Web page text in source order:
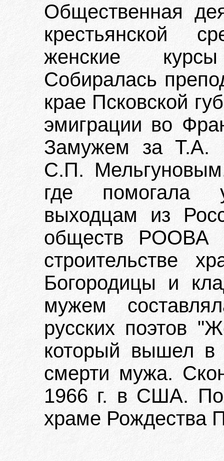
Общественная
крестьянской
женские
Собиралась
крае Псковской
эмиграции во
Замужем за Т.А.
С.П.
где помогала
выходцам из
обществ РООВА
строительстве
Богородицы и
мужем
русских поэтов
который вышел в
смерти мужа.
1966 г. в США.
храме Рождества